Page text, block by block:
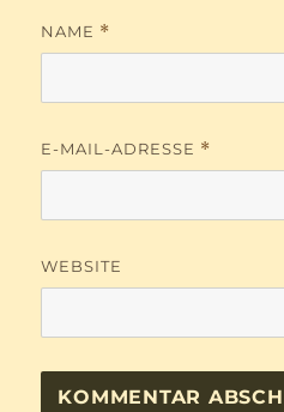
NAME *
E-MAIL-ADRESSE *
WEBSITE